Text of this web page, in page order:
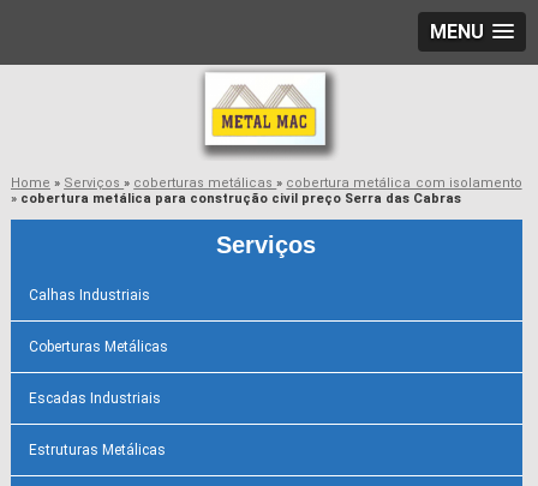
MENU
Home » Serviços» coberturas metálicas» cobertura metálica com isolamento
» cobertura metálica para construção civil preço Serra das Cabras
Serviços
Calhas Industriais
Coberturas Metálicas
Escadas Industriais
Estruturas Metálicas